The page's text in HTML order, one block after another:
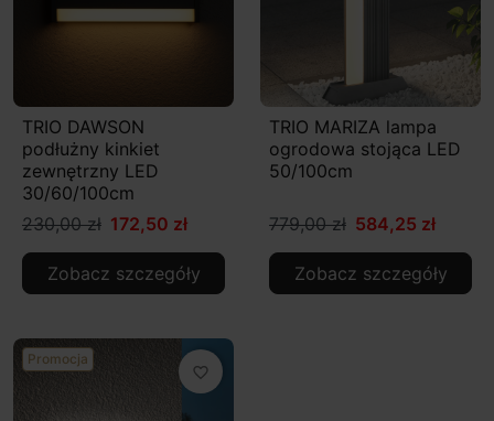
TRIO DAWSON
podłużny kinkiet
zewnętrzny LED
30/60/100cm
230,00 zł 172,50 zł
Zobacz szczegóły
TRIO MARIZA lampa
ogrodowa stojąca LED
50/100cm
779,00 zł 584,25 zł
Zobacz szczegóły
Promocja
favorite_border